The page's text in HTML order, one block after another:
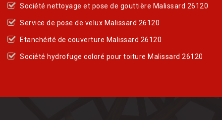
Société nettoyage et pose de gouttière Malissard 26120
Service de pose de velux Malissard 26120
Etanchéité de couverture Malissard 26120
Société hydrofuge coloré pour toiture Malissard 26120